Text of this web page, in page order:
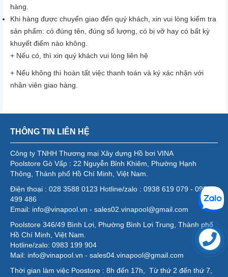
hàng.
Khi hàng được chuyển giao đến quý khách, xin vui lòng kiểm tra
sản phẩm: có đúng tên, đúng số lượng, có bị vỡ hay có bất kỳ
khuyết điểm nào không.
+ Nếu có, thì xin quý khách vui lòng liên hệ
+ Nếu không thì hoàn tất việc thanh toán và ký xác nhận với
nhân viên giao hàng.
THÔNG TIN LIÊN HỆ
Công ty TNHH Thương mại Xây dựng Hồ bơi VINA
Poolstore Gò Vấp : 22 Nguyễn Bỉnh Khiêm, Phường Hạnh
Thông, Thành phố Hồ Chí Minh, Việt Nam.
Điện thoại : 028 3588 0123 Hotline/zalo : 0938 619 079 - 0986
499 486
Email: info@vinapool.vn - sales02.vinapool@gmail.com
Poolstore 346/49 Bình Lợi, Phường Bình Lợi Trung, Thành phố
Hồ Chí Minh, Việt Nam.
Hotline/zalo: 0983 199 904
Mail: info@vinapool.vn - sales04.vinapool@gmail.com
Thời gian làm việc Poostore : 8h đến 17h, Từ thứ 2 đến thứ 7,